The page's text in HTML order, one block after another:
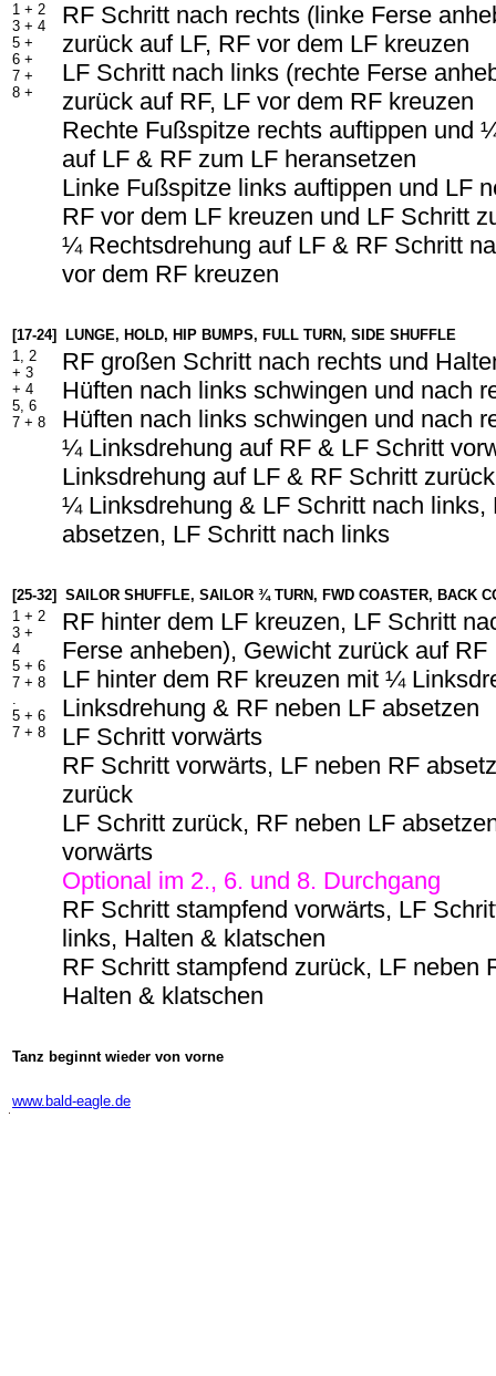
1 + 2
3 + 4
5 +
6 +
7 +
8 +
RF Schritt nach rechts (linke Ferse
zurück auf LF, RF vor dem LF kreuzen
LF Schritt nach links (rechte Ferse
zurück auf RF, LF vor dem RF kreuzen
Rechte Fußspitze rechts auftippen und
auf LF & RF zum LF heransetzen
Linke Fußspitze links auftippen und LF
RF vor dem LF kreuzen und LF Schritt
¼ Rechtsdrehung auf LF & RF Schritt
vor dem RF kreuzen
[17-24]
LUNGE, HOLD, HIP BUMPS, FULL TURN, SIDE SHUFFLE
1, 2
+ 3
+ 4
5, 6
7 + 8
RF großen Schritt nach rechts und
Hüften nach links schwingen und nach
Hüften nach links schwingen und nach
¼ Linksdrehung auf RF & LF Schritt
Linksdrehung auf LF & RF Schritt zurück
¼ Linksdrehung & LF Schritt nach links,
absetzen, LF Schritt nach links
[25-32]
SAILOR SHUFFLE, SAILOR ¾ TURN, FWD COASTER, BACK
1 + 2
3 +
4
5 + 6
7 + 8
.
5 + 6
7 + 8
RF hinter dem LF kreuzen, LF Schritt
Ferse anheben), Gewicht zurück auf RF
LF hinter dem RF kreuzen mit ¼
Linksdrehung & RF neben LF absetzen
LF Schritt vorwärts
RF Schritt vorwärts, LF neben RF
zurück
LF Schritt zurück, RF neben LF
vorwärts
Optional im 2., 6. und 8. Durchgang
RF Schritt stampfend vorwärts, LF
links, Halten & klatschen
RF Schritt stampfend zurück, LF neben
Halten & klatschen
Tanz beginnt wieder von vorne
www.bald-eagle.de